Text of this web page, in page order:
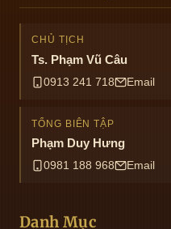
CHỦ TỊCH
Ts. Phạm Vũ Câu
0913 241 718 Email
TỔNG BIÊN TẬP
Phạm Duy Hưng
0981 188 968 Email
Danh Mục